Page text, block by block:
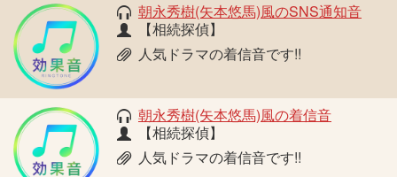
朝永秀樹(矢本悠馬)風のSNS通知音
【相続探偵】
人気ドラマの着信音です!!
朝永秀樹(矢本悠馬)風の着信音
【相続探偵】
人気ドラマの着信音です!!